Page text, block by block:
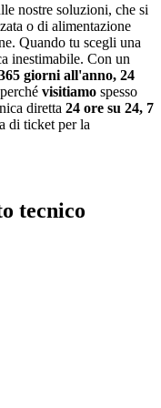
nostre soluzioni, che si
o di alimentazione
Quando tu scegli una
inestimabile. Con un
giorni all'anno, 24
visitiamo spesso
diretta 24 ore su 24, 7
di ticket per la
tecnico